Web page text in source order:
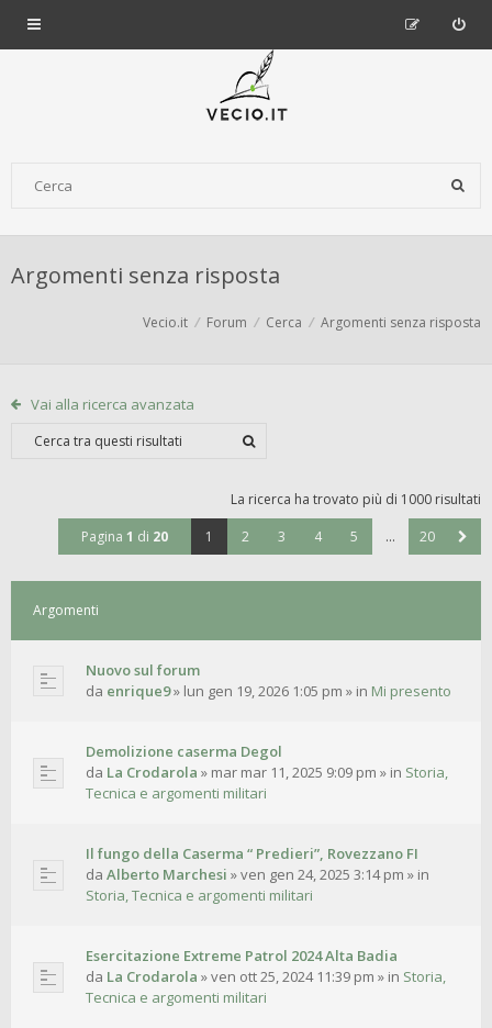
Argomenti senza risposta
Vecio.it Forum Cerca Argomenti senza risposta
Vai alla ricerca avanzata
La ricerca ha trovato più di 1000 risultati
Pagina 1 di 20 1 2 3 4 5 … 20
Argomenti
Nuovo sul forum
da enrique9» lun gen 19, 2026 1:05 pm » in Mi presento
Demolizione caserma Degol
da La Crodarola » mar mar 11, 2025 9:09 pm » in Storia,
Tecnica e argomenti militari
Il fungo della Caserma “ Predieri”, Rovezzano FI
da Alberto Marchesi »ven gen 24, 2025 3:14 pm » in
Storia, Tecnica e argomenti militari
Esercitazione Extreme Patrol 2024 Alta Badia
da La Crodarola »ven ott 25, 2024 11:39 pm » in Storia,
Tecnica e argomenti militari